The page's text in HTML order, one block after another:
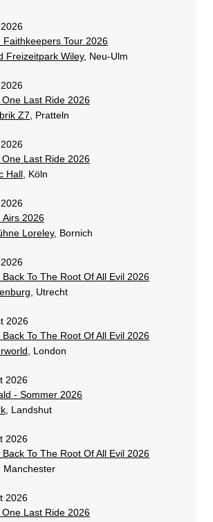
Faithkeepers Tour 2026
Freizeitpark Wiley, Neu-Ulm
One Last Ride 2026
Z7 , Pratteln
One Last Ride 2026
Hall
, Köln
Airs 2026
Loreley, Bornich
To The Root Of All Evil 2026
, Utrecht
2026
To The Root Of All Evil 2026
, London
2026
- Sommer 2026
, Landshut
2026
To The Root Of All Evil 2026
, Manchester
2026
One Last Ride 2026